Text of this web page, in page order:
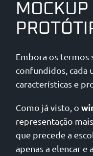
MOCKUP
Embora os
confundidos, cada
características e
Como já visto, o
representação
que precede a
apenas a elencar e